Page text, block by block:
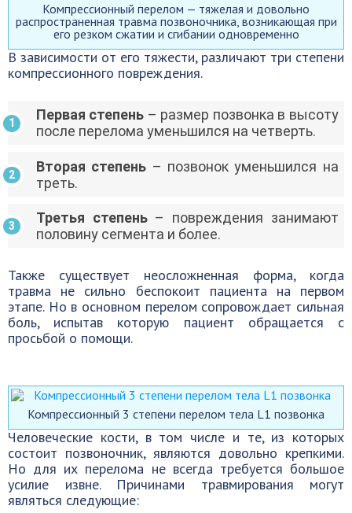
Компрессионный перелом — тяжелая и довольно
распространенная травма позвоночника, возникающая при
его резком сжатии и сгибании одновременно
В зависимости от его тяжести, различают три степени
компрессионного повреждения.
Первая степень – размер позвонка в высоту
после перелома уменьшился на четверть.
Вторая степень – позвонок уменьшился на
треть.
Третья степень– повреждения занимают
половину сегмента и более.
Также существует неосложненная форма, когда
травма не сильно беспокоит пациента на первом
этапе. Но в основном перелом сопровождает сильная
боль, испытав которую пациент обращается с
просьбой о помощи.
Компрессионный 3 степени перелом тела L1 позвонка
Человеческие кости, в том числе и те, из которых
состоит позвоночник, являются довольно крепкими.
Но для их перелома не всегда требуется большое
усилие извне. Причинами травмирования могут
являться следующие: